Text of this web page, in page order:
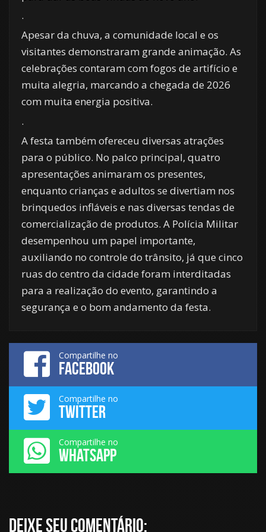
.
Apesar da chuva, a comunidade local e os
visitantes demonstraram grande animação. As
celebrações contaram com fogos de artifício e
muita alegria, marcando a chegada de 2026
com muita energia positiva.
.
A festa também ofereceu diversas atrações
para o público. No palco principal, quatro
apresentações animaram os presentes,
enquanto crianças e adultos se divertiam nos
brinquedos infláveis e nas diversas tendas de
comercialização de produtos. A Polícia Militar
desempenhou um papel importante,
auxiliando no controle do trânsito, já que cinco
ruas do centro da cidade foram interditadas
para a realização do evento, garantindo a
segurança e o bom andamento da festa.
Compartilhe no
FACEBOOK
Compartilhe no
TWITTER
Compartilhe no
WHATSAPP
Deixe seu comentário: